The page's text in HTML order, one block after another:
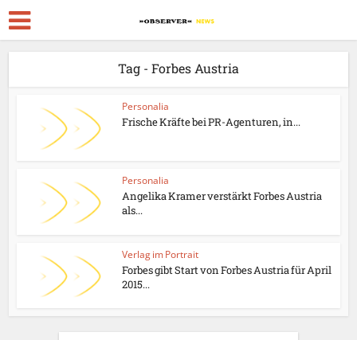
Tag - Forbes Austria
Personalia
Frische Kräfte bei PR-Agenturen, in...
Personalia
Angelika Kramer verstärkt Forbes Austria
als...
Verlag im Portrait
Forbes gibt Start von Forbes Austria für April
2015...